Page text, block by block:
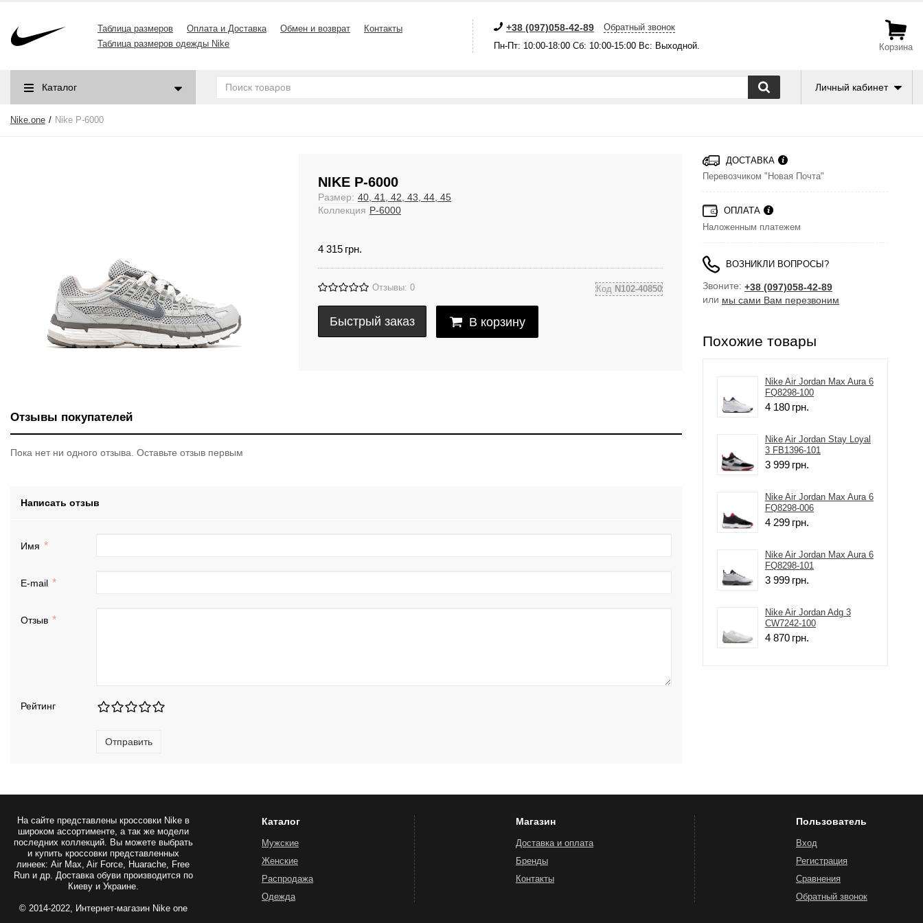
Таблица размеров Оплата и Доставка Обмен и возврат
Контакты
Таблица размеров одежды Nike
+38 (097)058-42-89
Обратный звонок
Пн-Пт: 10:00-18:00 Сб: 10:00-15:00 Вс: Выходной.
Корзина
Каталог Личный кабинет
Nike.one Nike P-6000
NIKE P-6000
Размер: 40, 41, 42, 43, 44, 45
Коллекция P-6000
4 315 грн.
Отзывы: 0 Код N102-40850
Быстрый заказ В корзину
Отзывы покупателей
Пока нет ни одного отзыва. Оставьте отзыв первым
Написать отзыв
Имя
E-mail
Отзыв
Рейтинг
Отправить
ДОСТАВКА
Перевозчиком "Новая Почта"
ОПЛАТА
Наложенным платежем
ВОЗНИКЛИ ВОПРОСЫ?
Звоните: +38 (097)058-42-89
или мы сами Вам перезвоним
Похожие товары
Nike Air Jordan Max Aura 6
FQ8298-100
4 180 грн.
Nike Air Jordan Stay Loyal
3 FB1396-101
3 999 грн.
Nike Air Jordan Max Aura 6
FQ8298-006
4 299 грн.
Nike Air Jordan Max Aura 6
FQ8298-101
3 999 грн.
Nike Air Jordan Adg 3
CW7242-100
4 870 грн.
На сайте представлены кроссовки Nikeв
широком ассортименте, а так же модели
последних коллекций. Вы можете выбрать
и купить кроссовки представленных
линеек: Air Max, Air Force, Huarache, Free
Run и др. Доставка обуви производится по
Киеву и Украине.
© 2014-2022, Интернет-магазин Nike one
Каталог
Мужские
Женские
Распродажа
Одежда
Магазин
Доставка и оплата
Бренды
Контакты
Пользователь
Вход
Регистрация
Сравнения
Обратный звонок